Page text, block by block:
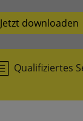
Jetzt downloaden
Qualifiziertes